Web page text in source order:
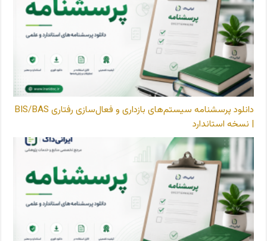
دانلود پرسشنامه سیستم‌های بازداری و فعال‌سازی رفتاری BIS/BAS
| نسخه استاندارد